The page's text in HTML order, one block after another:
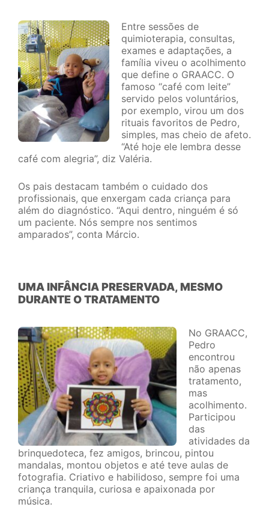
Entre sessões de
quimioterapia, consultas,
exames e adaptações, a
família viveu o acolhimento
que define o GRAACC. O
famoso “café com leite”
servido pelos voluntários,
por exemplo, virou um dos
rituais favoritos de Pedro,
simples, mas cheio de afeto.
“Até hoje ele lembra desse
café com alegria”, diz Valéria.
Os pais destacam também o cuidado dos
profissionais, que enxergam cada criança para
além do diagnóstico. “Aqui dentro, ninguém é só
um paciente. Nós sempre nos sentimos
amparados”, conta Márcio.
UMA INFÂNCIA PRESERVADA, MESMO
DURANTE O TRATAMENTO
No GRAACC,
Pedro
encontrou
não apenas
tratamento,
mas
acolhimento.
Participou
das
atividades da
brinquedoteca, fez amigos, brincou, pintou
mandalas, montou objetos e até teve aulas de
fotografia. Criativo e habilidoso, sempre foi uma
criança tranquila, curiosa e apaixonada por
música.